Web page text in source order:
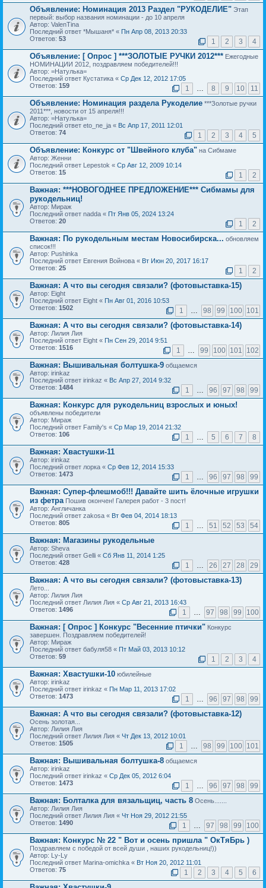
Объявление: Номинация 2013 Раздел "РУКОДЕЛИЕ" Этап
первый: выбор названия номинации - до 10 апреля
Автор: ValenTina
Последний ответ *Мышаня* « Пн Апр 08, 2013 20:33
Ответов: 53 1 2 3 4
Объявление: [ Опрос ] ***ЗОЛОТЫЕ РУЧКИ 2012*** Ежегодные
НОМИНАЦИИ 2012, поздравляем победителей!!!
Автор: =Натулька=
Последний ответ Кустатика « Ср Дек 12, 2012 17:05
Ответов: 159 1 … 8 9 10 11
Объявление: Номинация раздела Рукоделие ***Золотые ручки
2011***, новости от 15 апреля!!!
Автор: =Натулька=
Последний ответ eto_ne_ja « Вс Апр 17, 2011 12:01
Ответов: 74 1 2 3 4 5
Объявление: Конкурс от "Швейного клуба" на Сибмаме
Автор: Женни
Последний ответ Lepestok « Ср Авг 12, 2009 10:14
Ответов: 15 1 2
Важная: ***НОВОГОДНЕЕ ПРЕДЛОЖЕНИЕ*** Сибмамы для
рукодельниц!
Автор: Мираж
Последний ответ nadda « Пт Янв 05, 2024 13:24
Ответов: 20 1 2
Важная: По рукодельным местам Новосибирска... обновляем
список!!!
Автор: Pushinka
Последний ответ Евгения Войнова « Вт Июн 20, 2017 16:17
Ответов: 25 1 2
Важная: А что вы сегодня связали? (фотовыставка-15)
Автор: Eight
Последний ответ Eight « Пн Авг 01, 2016 10:53
Ответов: 1502 1 … 98 99 100 101
Важная: А что вы сегодня связали? (фотовыставка-14)
Автор: Лилия Лия
Последний ответ Eight « Пн Сен 29, 2014 9:51
Ответов: 1516 1 … 99 100 101 102
Важная: Вышивальная болтушка-9 общаемся
Автор: irinkaz
Последний ответ irinkaz « Вс Апр 27, 2014 9:32
Ответов: 1484 1 … 96 97 98 99
Важная: Конкурс для рукодельниц взрослых и юных!
объявлены победители
Автор: Мираж
Последний ответ Family's « Ср Мар 19, 2014 21:32
Ответов: 106 1 … 5 6 7 8
Важная: Хвастушки-11
Автор: irinkaz
Последний ответ лорка « Ср Фев 12, 2014 15:33
Ответов: 1473 1 … 96 97 98 99
Важная: Супер-флешмоб!!! Давайте шить ёлочные игрушки
из фетра Пошив окончен! Галерея работ - 3 пост!
Автор: Англичанка
Последний ответ zakosa « Вт Фев 04, 2014 18:13
Ответов: 805 1 … 51 52 53 54
Важная: Магазины рукодельные
Автор: Sheva
Последний ответ Gelli « Сб Янв 11, 2014 1:25
Ответов: 428 1 … 26 27 28 29
Важная: А что вы сегодня связали? (фотовыставка-13)
Лето...
Автор: Лилия Лия
Последний ответ Лилия Лия « Ср Авг 21, 2013 16:43
Ответов: 1496 1 … 97 98 99 100
Важная: [ Опрос ] Конкурс "Весенние птички" Конкурс
завершен. Поздравляем победителей!
Автор: Мираж
Последний ответ бабуля58 « Пт Май 03, 2013 10:12
Ответов: 59 1 2 3 4
Важная: Хвастушки-10 юбилейные
Автор: irinkaz
Последний ответ irinkaz « Пн Мар 11, 2013 17:02
Ответов: 1473 1 … 96 97 98 99
Важная: А что вы сегодня связали? (фотовыставка-12)
Осень золотая...
Автор: Лилия Лия
Последний ответ Лилия Лия « Чт Дек 13, 2012 10:01
Ответов: 1505 1 … 98 99 100 101
Важная: Вышивальная болтушка-8 общаемся
Автор: irinkaz
Последний ответ irinkaz « Ср Дек 05, 2012 6:04
Ответов: 1473 1 … 96 97 98 99
Важная: Болталка для вязальщиц, часть 8 Осень.......
Автор: Лилия Лия
Последний ответ Лилия Лия « Чт Ноя 29, 2012 21:55
Ответов: 1490 1 … 97 98 99 100
Важная: Конкурс № 22 " Вот и осень пришла " ОкТяБрь )
Поздравляем с победой от всей души , наших рукодельниц!))
Автор: Ly-Ly
Последний ответ Marina-omichka « Вт Ноя 20, 2012 11:01
Ответов: 75 1 2 3 4 5 6